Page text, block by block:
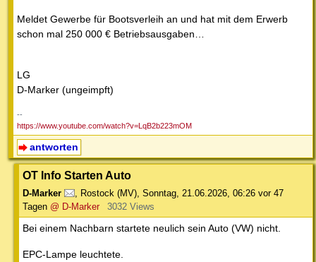
Meldet Gewerbe für Bootsverleih an und hat mit dem Erwerb
schon mal 250 000 € Betriebsausgaben…
LG
D-Marker (ungeimpft)
--
https://www.youtube.com/watch?v=LqB2b223mOM
antworten
OT Info Starten Auto
D-Marker , Rostock (MV), Sonntag, 21.06.2026, 06:26 vor 47
Tagen @ D-Marker 3032 Views
Bei einem Nachbarn startete neulich sein Auto (VW) nicht.
EPC-Lampe leuchtete.